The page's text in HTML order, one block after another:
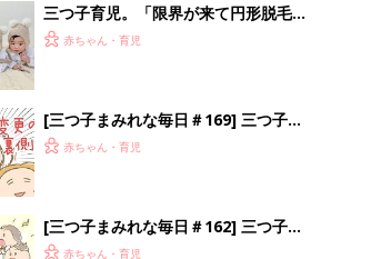
三つ子育児。「限界が来て円形脱毛
に」…でも、三つ子だからこそ生まれ
赤ちゃん・育児
[三つ子まみれな毎日＃169] 三つ子と
性教育 その18
赤ちゃん・育児
[三つ子まみれな毎日＃162] 三つ子と
性教育 その11
赤ちゃん・育児